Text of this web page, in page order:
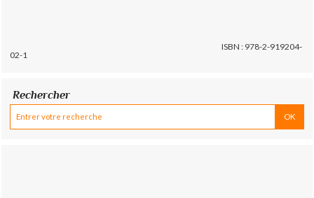
ISBN : 978-2-919204-
02-1
Rechercher